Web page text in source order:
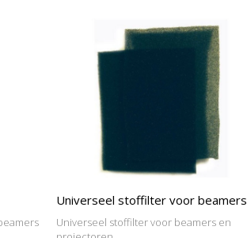
Universeel stoffilter voor beamers
Universeel stoffilter voor beamers en